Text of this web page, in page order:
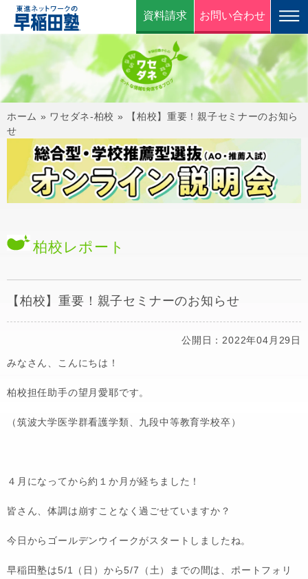
資料請求 お問い合わせ
ホーム » ワセダネ-柏校 »
【柏校】重要！親子セミナーのお知ら
せ
柏校 レポート
【柏校】重要！親子セミナーのお知らせ
公開日：2022年04月29日
みなさん、こんにちは！
柏校担任助手の望月愛耶です。
（筑波大学医学群看護学類、九段中等教育学校卒）
４月になってから約１か月が経ちました！
皆さん、体調は崩すことなく過ごせていますか？
今日からゴールデンウイークがスタートしましたね。
早稲田塾は5/1（日）から5/7（土）までの間は、ポートフォリ